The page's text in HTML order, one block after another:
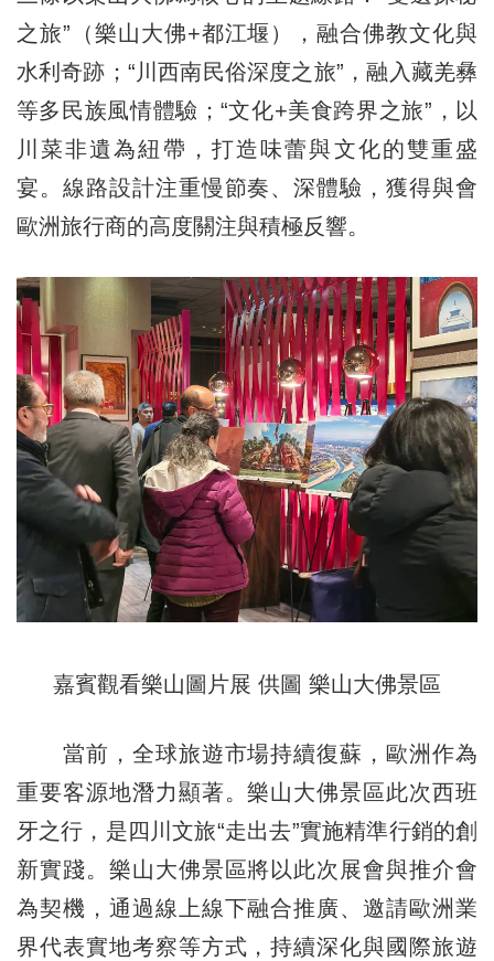
之旅”（樂山大佛+都江堰），融合佛教文化與
水利奇跡；“川西南民俗深度之旅”，融入藏羌彝
等多民族風情體驗；“文化+美食跨界之旅”，以
川菜非遺為紐帶，打造味蕾與文化的雙重盛
宴。線路設計注重慢節奏、深體驗，獲得與會
歐洲旅行商的高度關注與積極反響。
嘉賓觀看樂山圖片展 供圖 樂山大佛景區
當前，全球旅遊市場持續復蘇，歐洲作為
重要客源地潛力顯著。樂山大佛景區此次西班
牙之行，是四川文旅“走出去”實施精準行銷的創
新實踐。樂山大佛景區將以此次展會與推介會
為契機，通過線上線下融合推廣、邀請歐洲業
界代表實地考察等方式，持續深化與國際旅遊